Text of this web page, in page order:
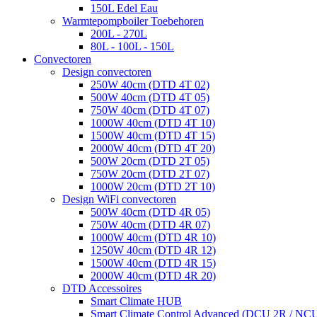
150L Edel Eau
Warmtepompboiler Toebehoren
200L - 270L
80L - 100L - 150L
Convectoren
Design convectoren
250W 40cm (DTD 4T 02)
500W 40cm (DTD 4T 05)
750W 40cm (DTD 4T 07)
1000W 40cm (DTD 4T 10)
1500W 40cm (DTD 4T 15)
2000W 40cm (DTD 4T 20)
500W 20cm (DTD 2T 05)
750W 20cm (DTD 2T 07)
1000W 20cm (DTD 2T 10)
Design WiFi convectoren
500W 40cm (DTD 4R 05)
750W 40cm (DTD 4R 07)
1000W 40cm (DTD 4R 10)
1250W 40cm (DTD 4R 12)
1500W 40cm (DTD 4R 15)
2000W 40cm (DTD 4R 20)
DTD Accessoires
Smart Climate HUB
Smart Climate Control Advanced (DCU 2R /